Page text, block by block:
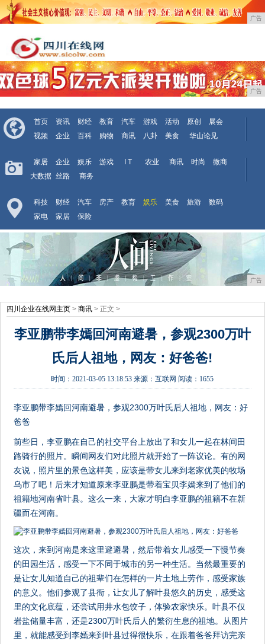
广告
广告
首页 资讯 财经 教育 汽车 游戏 活动 原创
展会
视频
企业 百科 购物 商讯 八卦 美食 华山论见
家居 企业 娱乐 游戏 I T 农业 商讯 时尚
微商
大数据 丝路 商务
科技 财经 汽车 房产 教育 娱乐 美食 旅游
数码
家电
家居 保险
广告
四川企业在线网主页 > 商讯 > 正文 >
李亚鹏带李嫣回河南避暑，参观2300万叶
氏后人祖地，网友：好爸爸!
时间：2021-03-05 13:18:53 来源：互联网 阅读：1655
李亚鹏带李嫣回河南避暑，参观2300万叶氏后人祖地，网友：好
爸爸
前些日，李亚鹏在自己的社交平台上放出了和女儿一起在林间田
路骑行的照片。瞬间网友们对此照片就开始了一阵议论。有的网
友说，照片里的景色这样美，应该是带女儿来到老家优美的牧场
乌市了吧！后来才知道原来李亚鹏是带着宝贝李嫣来到了他们的
祖籍地河南省叶县。这么一来，大家才明白李亚鹏的祖籍不在新
疆而在河南。
这次，来到河南是来这里避避暑，然后带着女儿感受一下慢节奏
的田园生活，感受一下不同于城市的另一种生活。当然最重要的
是让女儿知道自己的祖辈们在怎样的一片土地上劳作，感受家族
的意义。他们参观了县衙，让女儿了解叶县悠久的历史，感受这
里的文化底蕴，还尝试用井水包饺子，体验农家快乐。叶县不仅
岩盐储量丰富，还是2300万叶氏后人的繁衍生息的祖地。从图片
里，就能感受到李嫣来到叶县过得很快乐，在跟着爸爸拜访完亲